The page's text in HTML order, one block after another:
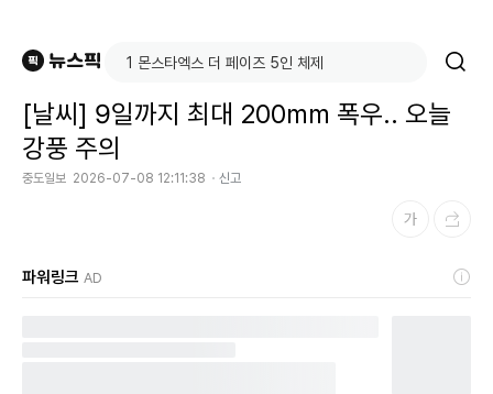
[날씨] 9일까지 최대 200mm 폭우.. 오늘
강풍 주의
중도일보 2026-07-08 12:11:38 신고
파워링크 AD